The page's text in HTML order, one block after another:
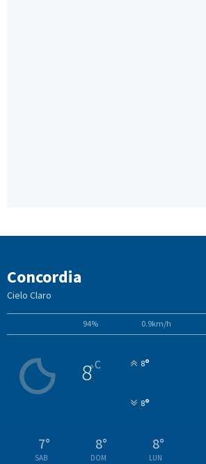
Concordia
Cielo Claro
94% 0.9km/h
8°C 8°
8°
7°
SAB
8°
DOM
8°
LUN